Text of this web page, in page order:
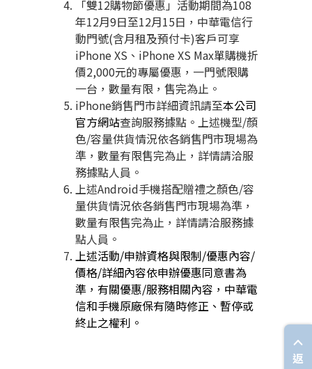
「雙12購物節優惠」活動期間為108
年12月9日至12月15日，中華電信行
動門號(含月租及預付卡)客戶可享
iPhone XS 、 iPhone XS Max單購機折
價2,000元的專屬優惠，一門號限購
一台，數量有限，售完為止。
iPhone銷售門市詳細資訊請至本公司
官方網站查詢服務據點。上述機型/顏
色/容量供貨情況依各銷售門市現場為
準，數量有限售完為止，詳情請洽服
務據點人員。
上述Android手機搭配贈禮之顏色/容
量供貨情況依各銷售門市現場為準，
數量有限售完為止，詳情請洽服務據
點人員。
上述活動/申辦資格與限制/優惠內容/
價格/詳細內容依申辦優惠同意書為
準，有關優惠/服務相關內容，中華電
信和手機原廠保有隨時修正、暫停或
終止之權利。
返